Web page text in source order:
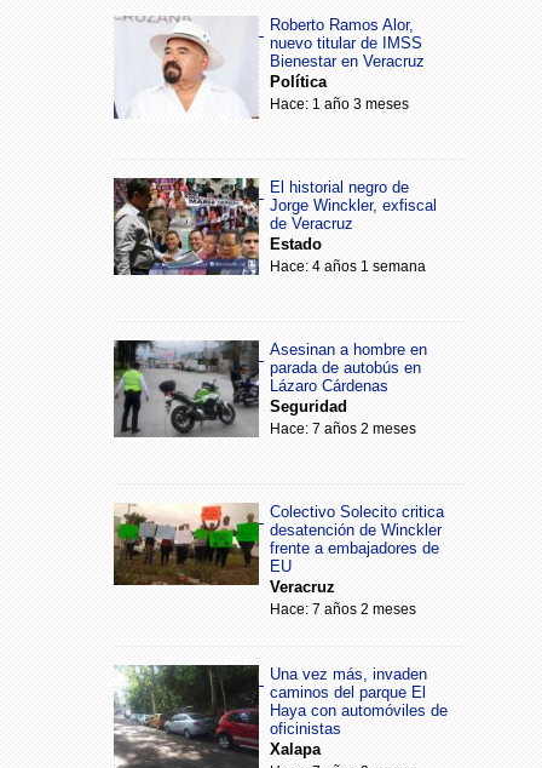
Roberto Ramos Alor,
nuevo titular de IMSS
Bienestar en Veracruz
Política
Hace: 1 año 3 meses
El historial negro de
Jorge Winckler, exfiscal
de Veracruz
Estado
Hace: 4 años 1 semana
Asesinan a hombre en
parada de autobús en
Lázaro Cárdenas
Seguridad
Hace: 7 años 2 meses
Colectivo Solecito critica
desatención de Winckler
frente a embajadores de
EU
Veracruz
Hace: 7 años 2 meses
Una vez más, invaden
caminos del parque El
Haya con automóviles de
oficinistas
Xalapa